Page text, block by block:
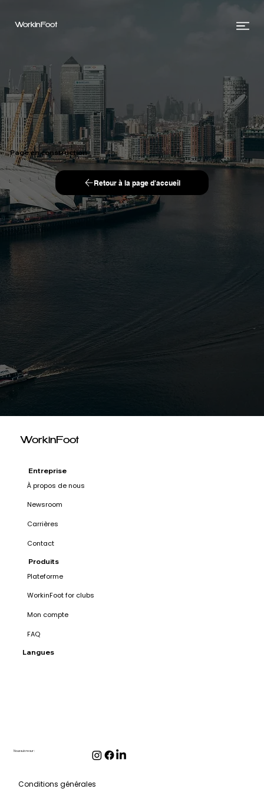
WorkinFoot
Page en construction
Retour à la page d'accueil
WorkinFoot
Entreprise
À propos de nous
Newsroom
Carrières
Contact
Produits
Plateforme
WorkinFoot for clubs
Mon compte
FAQ
Langues
Nous suivre sur :
Conditions générales